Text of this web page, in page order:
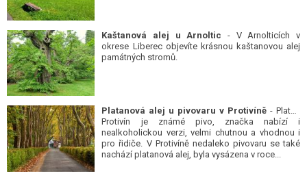
Kaštanová alej u Arnoltic - V Arnolticích v
okrese Liberec objevíte krásnou kaštanovou alej
památných stromů.
Platanová alej u pivovaru v Protivíně - Platan
Protivín je známé pivo, značka nabízí i
nealkoholickou verzi, velmi chutnou a vhodnou i
pro řidiče. V Protivíně nedaleko pivovaru se také
nachází platanová alej, byla vysázena v roce...